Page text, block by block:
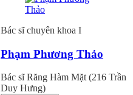
Bác sĩ chuyên khoa I
Phạm Phương Thảo
Bác sĩ Răng Hàm Mặt (216 Trần
Duy Hưng)